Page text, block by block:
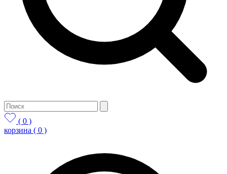
( 0 )
корзина ( 0 )